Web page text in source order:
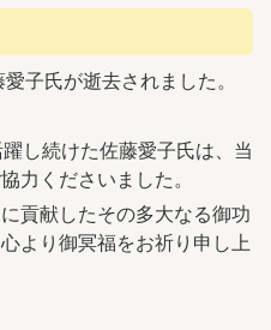
子氏が逝去されました。
し続けた佐藤愛子氏は、当
力くださいました。
貢献したその多大なる御功
より御冥福をお祈り申し上